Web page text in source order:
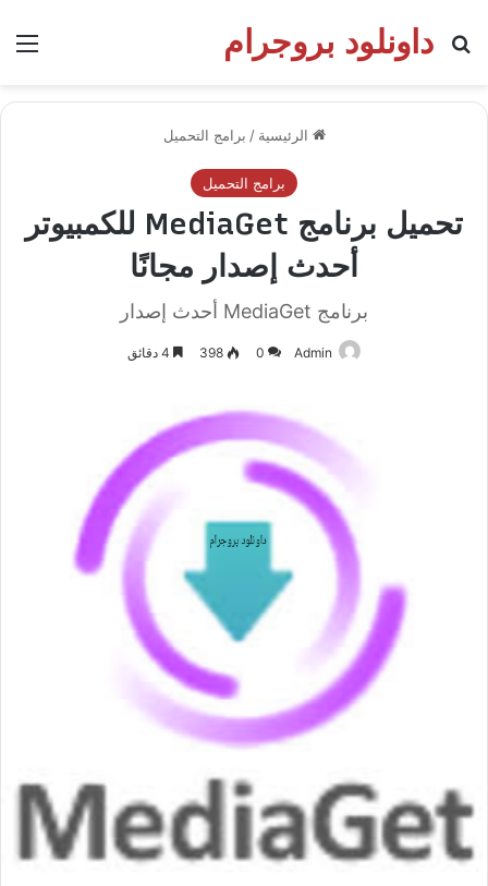
داونلود بروجرام
بحث عن
الرئيسية / برامج التحميل
برامج التحميل
تحميل برنامج MediaGet للكمبيوتر
أحدث إصدار مجانًا
برنامج MediaGet أحدث إصدار
Admin
0
398